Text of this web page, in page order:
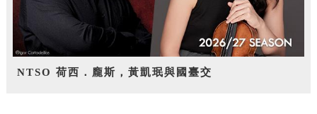
NTSO 荷西．龐斯，黃凱珉與國臺交